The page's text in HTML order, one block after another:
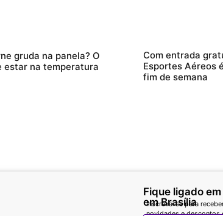
gruda na panela? O
estar na temperatura
Com entrada
Esportes Aéreos
fim de semana
Fique ligado
em Brasília
Inscreva-se para
novidades e descontos